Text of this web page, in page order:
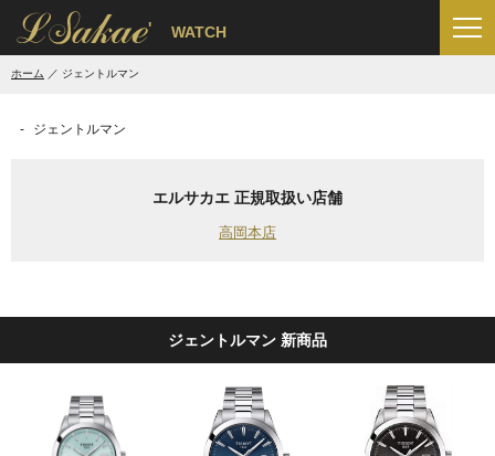
' WATCH
ホーム ジェントルマン
ジェントルマン
エルサカエ 正規取扱い店舗
高岡本店
ジェントルマン 新商品